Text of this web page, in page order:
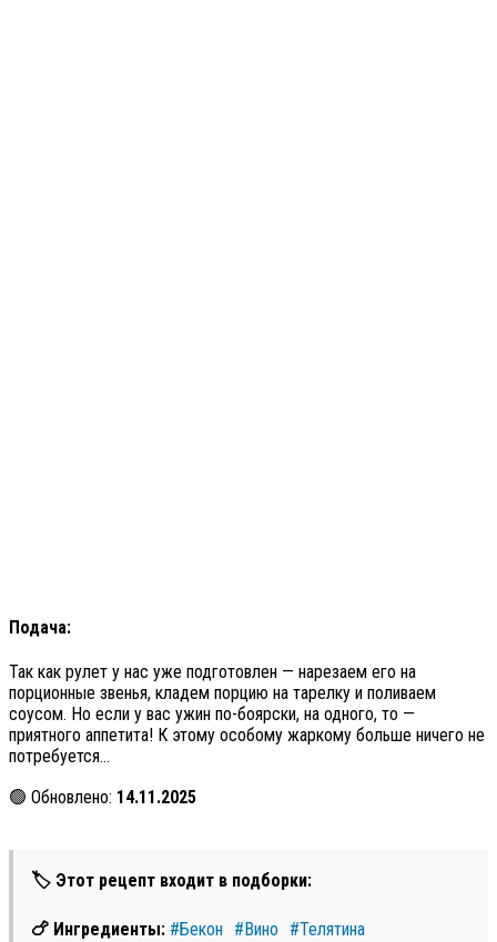
Подача:
Так как рулет у нас уже подготовлен — нарезаем его на
порционные звенья, кладем порцию на тарелку и поливаем
соусом. Но если у вас ужин по-боярски, на одного, то —
приятного аппетита! К этому особому жаркому больше ничего не
потребуется…
🟢 Обновлено: 14.11.2025
🏷 Этот рецепт входит в подборки:
🍗 Ингредиенты: #Бекон #Вино
#Телятина